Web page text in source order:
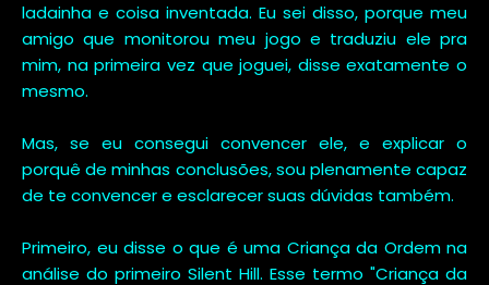
ladainha e coisa inventada. Eu sei disso, porque meu
amigo que monitorou meu jogo e traduziu ele pra
mim, na primeira vez que joguei, disse exatamente o
mesmo.
Mas, se eu consegui convencer ele, e explicar o
porquê de minhas conclusões, sou plenamente capaz
de te convencer e esclarecer suas dúvidas também.
Primeiro, eu disse o que é uma Criança da Ordem na
análise do primeiro Silent Hill. Esse termo "Criança da